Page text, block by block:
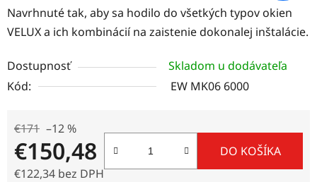
Navrhnuté tak, aby sa hodilo do všetkých typov okien
VELUX a ich kombinácií na zaistenie dokonalej inštalácie.
Dostupnosť
Skladom u dodávateľa
Kód:
EW MK06 6000
€171 –12 %
€150,48
€122,34 bez DPH
DO KOŠÍKA